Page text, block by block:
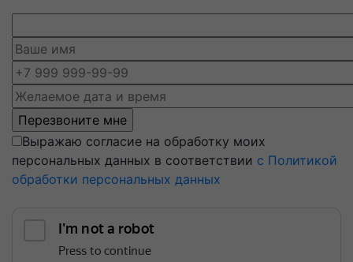
Выражаю согласие на обработку моих
персональных данных в соответствии с Политикой
обработки персональных данных